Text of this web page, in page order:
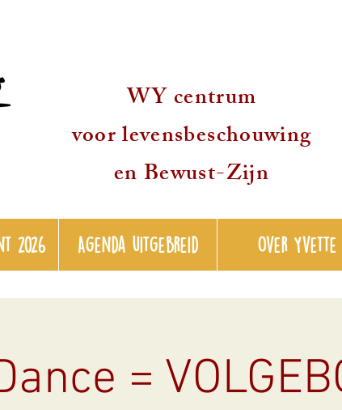
WY centrum
voor levensbeschouwing
en Bewust-Zijn
2026 Agenda uitgebreid over Yvette
=